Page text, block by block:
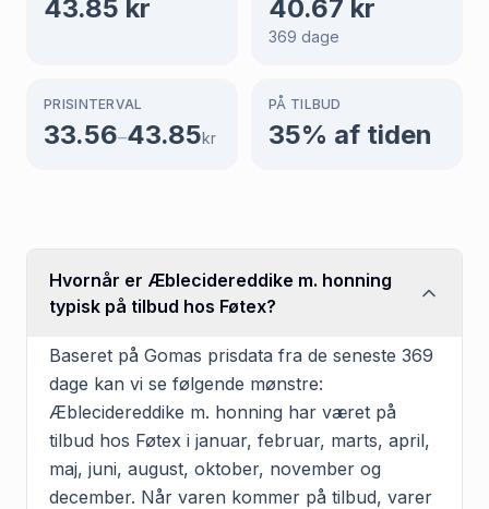
43.85 kr 40.67 kr
369 dage
PRISINTERVAL
33.56–43.85kr
PÅ TILBUD
35% af tiden
Hvornår er Æblecidereddike m. honning
typisk på tilbud hos Føtex?
Baseret på Gomas prisdata fra de seneste 369
dage kan vi se følgende mønstre:
Æblecidereddike m. honning har været på
tilbud hos Føtex i januar, februar, marts, april,
maj, juni, august, oktober, november og
december. Når varen kommer på tilbud, varer